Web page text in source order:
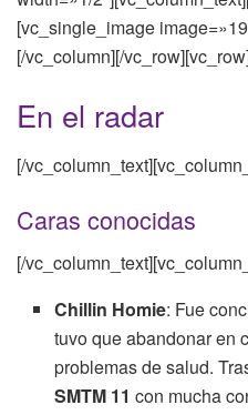
[vc_single_image
[/vc_column][/
En el radar
[/
Caras conocidas
[/
Chillin Homie: Fue
tuvo que abandonar en
problemas de salud.
SMTM 11 con mucha